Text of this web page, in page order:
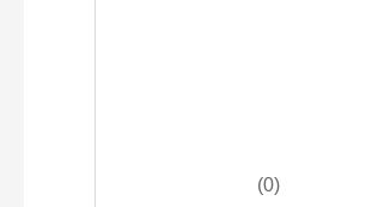
(0)